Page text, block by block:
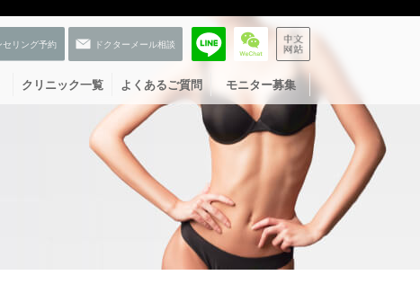
クリニック一覧 よくあるご質問 モニター募集